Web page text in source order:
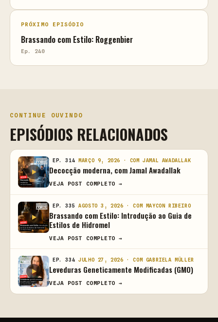
PRÓXIMO EPISÓDIO
Brassando com Estilo: Roggenbier
Ep. 240
CONTINUE OUVINDO
EPISÓDIOS RELACIONADOS
EP. 314 MARÇO 9, 2026 · COM JAMAL AWADALLAK
Decocção moderna, com Jamal Awadallak
VEJA POST COMPLETO →
EP. 335 AGOSTO 3, 2026 · COM MAYCON RIBEIRO
Brassando com Estilo: Introdução ao Guia de
Estilos de Hidromel
VEJA POST COMPLETO →
EP. 334 JULHO 27, 2026 · COM GABRIELA MÜLLER
Leveduras Geneticamente Modificadas (GMO)
VEJA POST COMPLETO →